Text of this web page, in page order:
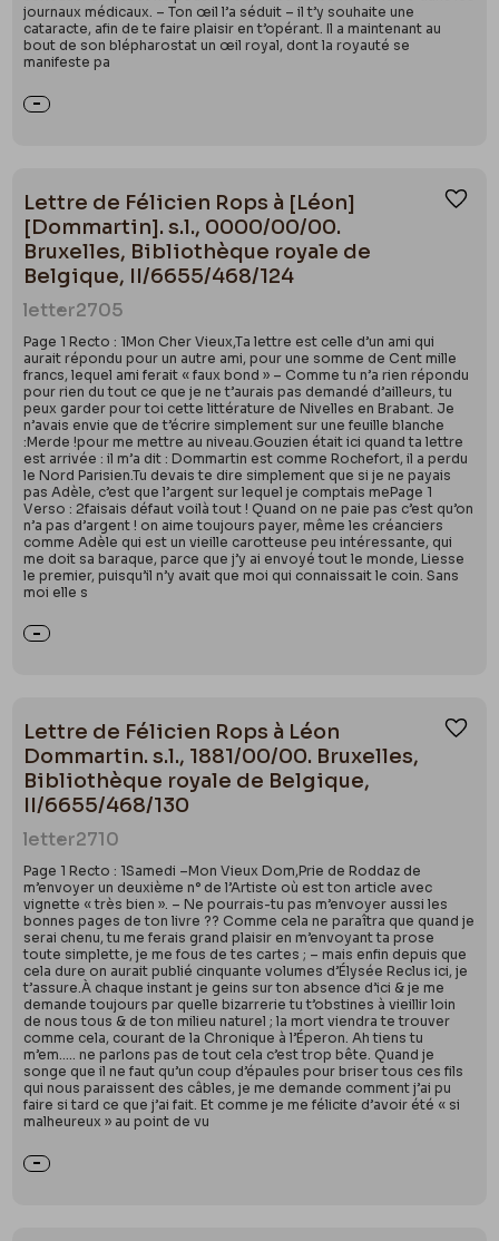
journaux médicaux. – Ton œil l’a séduit – il t’y souhaite une
cataracte, afin de te faire plaisir en t’opérant. Il a maintenant au
bout de son blépharostat un œil royal, dont la royauté se
manifeste pa
Lettre de Félicien Rops à [Léon]
[Dommartin]. s.l., 0000/00/00.
Bruxelles, Bibliothèque royale de
Belgique, II/6655/468/124
letter2705
Page 1 Recto : 1Mon Cher Vieux,Ta lettre est celle d’un ami qui
aurait répondu pour un autre ami, pour une somme de Cent mille
francs, lequel ami ferait « faux bond » – Comme tu n’a rien répondu
pour rien du tout ce que je ne t’aurais pas demandé d’ailleurs, tu
peux garder pour toi cette littérature de Nivelles en Brabant. Je
n’avais envie que de t’écrire simplement sur une feuille blanche
:Merde !pour me mettre au niveau.Gouzien était ici quand ta lettre
est arrivée : il m’a dit : Dommartin est comme Rochefort, il a perdu
le Nord Parisien.Tu devais te dire simplement que si je ne payais
pas Adèle, c’est que l’argent sur lequel je comptais mePage 1
Verso : 2faisais défaut voilà tout ! Quand on ne paie pas c’est qu’on
n’a pas d’argent ! on aime toujours payer, même les créanciers
comme Adèle qui est un vieille carotteuse peu intéressante, qui
me doit sa baraque, parce que j’y ai envoyé tout le monde, Liesse
le premier, puisqu’il n’y avait que moi qui connaissait le coin. Sans
moi elle s
Lettre de Félicien Rops à Léon
Dommartin. s.l., 1881/00/00. Bruxelles,
Bibliothèque royale de Belgique,
II/6655/468/130
letter2710
Page 1 Recto : 1Samedi –Mon Vieux Dom,Prie de Roddaz de
m’envoyer un deuxième n° de l’Artiste où est ton article avec
vignette « très bien ». – Ne pourrais-tu pas m’envoyer aussi les
bonnes pages de ton livre ?? Comme cela ne paraîtra que quand je
serai chenu, tu me ferais grand plaisir en m’envoyant ta prose
toute simplette, je me fous de tes cartes ; – mais enfin depuis que
cela dure on aurait publié cinquante volumes d’Élysée Reclus ici, je
t’assure.À chaque instant je geins sur ton absence d’ici & je me
demande toujours par quelle bizarrerie tu t’obstines à vieillir loin
de nous tous & de ton milieu naturel ; la mort viendra te trouver
comme cela, courant de la Chronique à l’Éperon. Ah tiens tu
m’em….. ne parlons pas de tout cela c’est trop bête. Quand je
songe que il ne faut qu’un coup d’épaules pour briser tous ces fils
qui nous paraissent des câbles, je me demande comment j’ai pu
faire si tard ce que j’ai fait. Et comme je me félicite d’avoir été « si
malheureux » au point de vu